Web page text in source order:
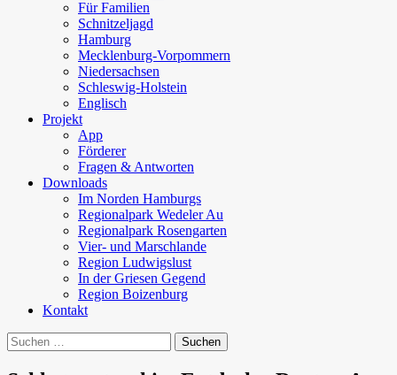
Für Familien
Schnitzeljagd
Hamburg
Mecklenburg-Vorpommern
Niedersachsen
Schleswig-Holstein
Englisch
Projekt
App
Förderer
Fragen & Antworten
Downloads
Im Norden Hamburgs
Regionalpark Wedeler Au
Regionalpark Rosengarten
Vier- und Marschlande
Region Ludwigslust
In der Griesen Gegend
Region Boizenburg
Kontakt
Suchen
nach: